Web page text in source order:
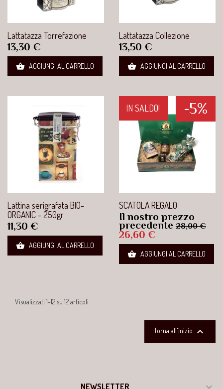
Lattatazza Torrefazione
Prezzo
13,30 €
 AGGIUNGI AL CARRELLO
Lattatazza Collezione
Prezzo
13,50 €
 AGGIUNGI AL CARRELLO
Lattina serigrafata BIO-
ORGANIC - 250gr
Prezzo
11,30 €
 AGGIUNGI AL CARRELLO
IN SALDO!
SCATOLA REGALO
Il nostro prezzo
precedente Prezzo
base
28,00 €
-5%
26,60 €
 AGGIUNGI AL CARRELLO
Visualizzati 1-12 su 12 articoli
Torna all'inizio 
NEWSLETTER